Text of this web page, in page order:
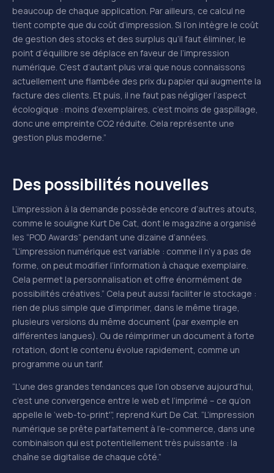
beaucoup de chaque application. Par ailleurs, ce calcul ne
tient compte que du coût d’impression. Si l’on intègre le coût
de gestion des stocks et des surplus qu’il faut éliminer, le
point d’équilibre se déplace en faveur de l’impression
numérique. C’est d’autant plus vrai que nous connaissons
actuellement une flambée des prix du papier qui augmente la
facture des clients. Et puis, il ne faut pas négliger l’aspect
écologique : moins d’exemplaires, c’est moins de gaspillage,
donc une empreinte CO2 réduite. Cela représente une
gestion plus moderne.”
Des possibilités nouvelles
L’impression à la demande possède encore d’autres atouts,
comme le souligne Kurt De Cat, dont le magazine a organisé
les “POD Awards” pendant une dizaine d’années.
“L’impression numérique est variable : comme il n’y a pas de
forme, on peut modifier l’information à chaque exemplaire.
Cela permet la personnalisation et offre énormément de
possibilités créatives.” Cela peut aussi faciliter le stockage :
rien de plus simple que d’imprimer, dans le même tirage,
plusieurs versions du même document (par exemple en
différentes langues). Ou de réimprimer un document à forte
rotation, dont le contenu évolue rapidement, comme un
programme ou un tarif.
“L’une des grandes tendances que l’on observe aujourd’hui,
c’est une convergence entre le web et l’imprimé – ce qu’on
appelle le ‘web-to-print'”, reprend Kurt De Cat. “L’impression
numérique se prête parfaitement à l’e-commerce, dans une
combinaison qui est potentiellement très puissante : la
chaîne se digitalise de chaque côté.”